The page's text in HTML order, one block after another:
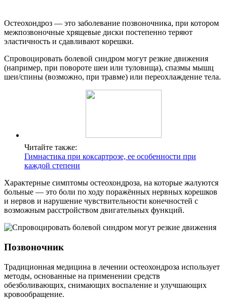
Остеохондроз — это заболевание позвоночника, при котором
межпозвоночные хрящевые диски постепенно теряют
эластичность и сдавливают корешки.
Спровоцировать болевой синдром могут резкие движения
(например, при повороте шеи или туловища), спазмы мышц
шеи/спины (возможно, при травме) или переохлаждение тела.
Читайте также:
Гимнастика при коксартрозе, ее особенности при
каждой степени
Характерные симптомы остеохондроза, на которые жалуются
больные — это боли по ходу поражённых нервных корешков
и нервов и нарушение чувствительности конечностей с
возможным расстройством двигательных функций.
Позвоночник
Традиционная медицина в лечении остеохондроза использует
методы, основанные на применении средств
обезболивающих, снимающих воспаление и улучшающих
кровообращение.